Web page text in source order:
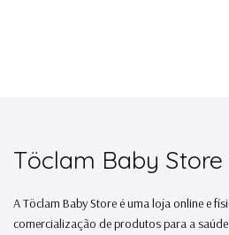
Töclam Baby Store
A Töclam Baby Store é uma loja online e
comercialização de produtos para a